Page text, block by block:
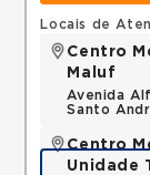
Locais de
Centro
Maluf
Avenida
Santo
Centro
Unidade